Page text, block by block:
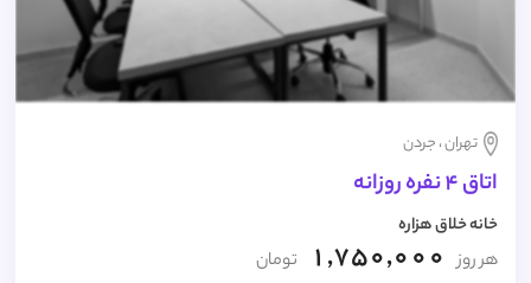
تهران ، جردن
اتاق 4 نفره روزانه
خانه خلاق هزاره
هر روز 1,750,000 تومان